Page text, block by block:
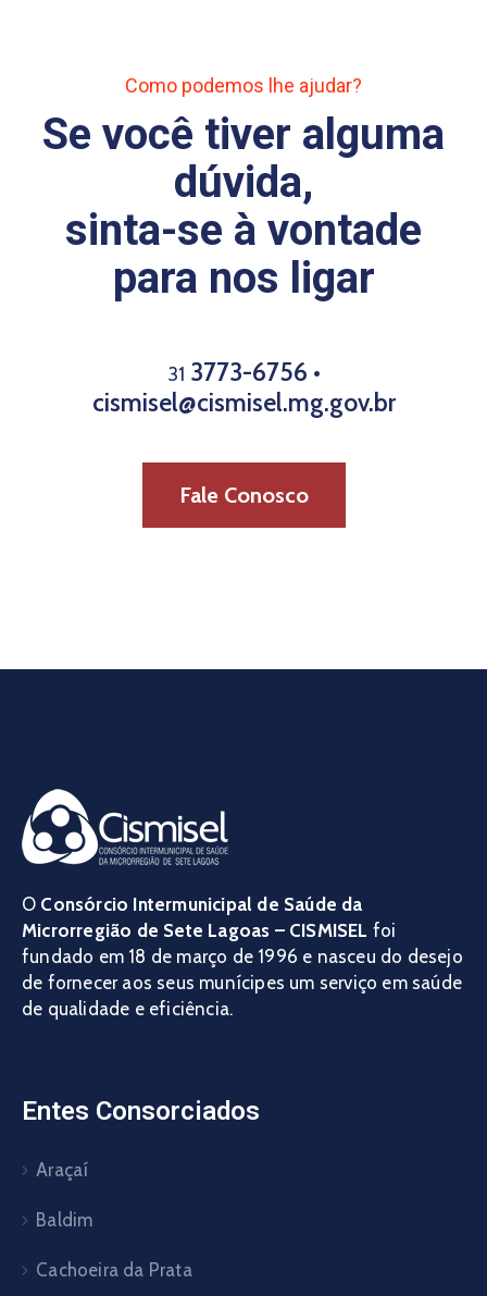
Como podemos lhe ajudar?
Se você tiver alguma
dúvida,
sinta-se à vontade
para nos ligar
31 3773-6756 •
cismisel@cismisel.mg.gov.br
Fale Conosco
O Consórcio Intermunicipal de Saúde da
Microrregião de Sete Lagoas – CISMISEL foi
fundado em 18 de março de 1996 e nasceu do desejo
de fornecer aos seus munícipes um serviço em saúde
de qualidade e eficiência.
Entes Consorciados
Araçaí
Baldim
Cachoeira da Prata